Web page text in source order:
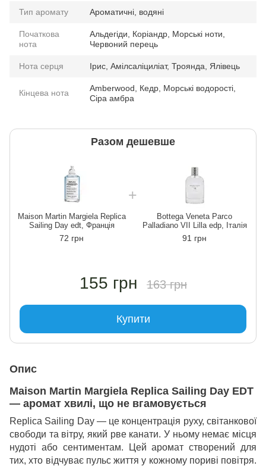
Тип аромату Ароматичні, водяні
Початкова
нота
Альдегіди, Коріандр, Морські ноти,
Червоний перець
Нота серця Ірис, Амілсаліциліат, Троянда, Ялівець
Кінцева нота
Amberwood, Кедр, Морські водорості,
Сіра амбра
Разом дешевше
Maison Martin Margiela Replica
Sailing Day edt, Франція
72 грн
Bottega Veneta Parco
Palladiano VII Lilla edp, Італія
91 грн
155 грн 163 грн
Купити
Опис
Maison Martin Margiela Replica Sailing Day EDT
— аромат хвилі, що не вгамовується
Replica Sailing Day — це концентрація руху, світанкової
свободи та вітру, який рве канати. У ньому немає місця
нудоті або сентиментам. Цей аромат створений для
тих, хто відчуває пульс життя у кожному пориві повітря.